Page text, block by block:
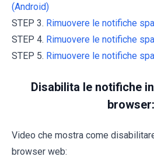
(Android)
STEP 3. Rimuovere le notifiche
STEP 4. Rimuovere le notifiche
STEP 5. Rimuovere le notifiche
Disabilita le notifiche
browser:
Video che mostra come
browser web: